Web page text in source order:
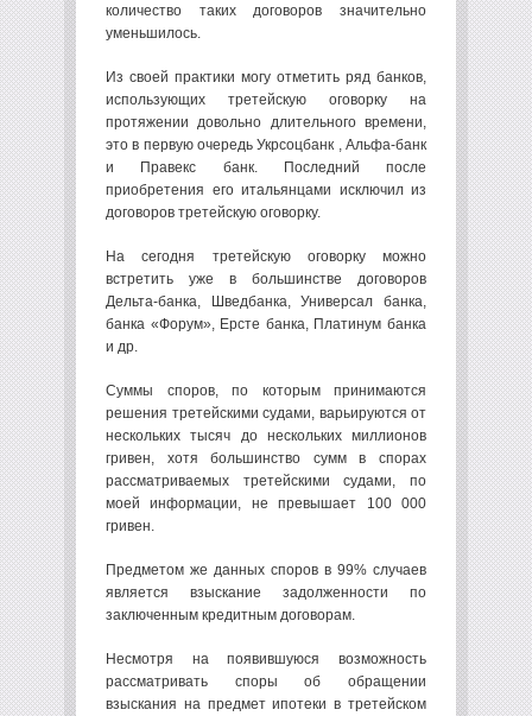
количество таких договоров значительно
уменьшилось.
Из своей практики могу отметить ряд банков,
использующих третейскую оговорку на
протяжении довольно длительного времени,
это в первую очередь Укрсоцбанк , Альфа-банк
и Правекс банк. Последний после
приобретения его итальянцами исключил из
договоров третейскую оговорку.
На сегодня третейскую оговорку можно
встретить уже в большинстве договоров
Дельта-банка, Шведбанка, Универсал банка,
банка «Форум», Ерсте банка, Платинум банка
и др.
Суммы споров, по которым принимаются
решения третейскими судами, варьируются от
нескольких тысяч до нескольких миллионов
гривен, хотя большинство сумм в спорах
рассматриваемых третейскими судами, по
моей информации, не превышает 100 000
гривен.
Предметом же данных споров в 99% случаев
является взыскание задолженности по
заключенным кредитным договорам.
Несмотря на появившуюся возможность
рассматривать споры об обращении
взыскания на предмет ипотеки в третейском